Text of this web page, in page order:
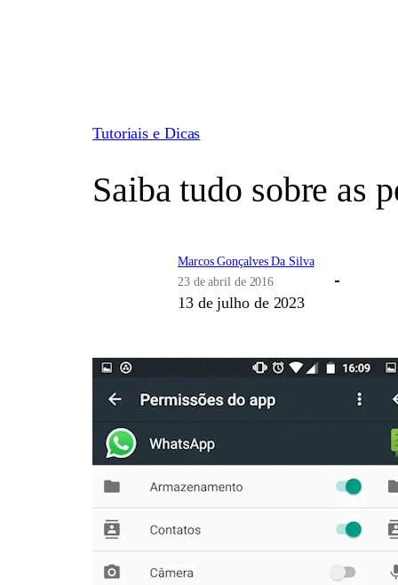
Tutoriais e Dicas
Saiba tudo sobre as
Marcos Gonçalves Da Silva
23 de abril de 2016
13 de julho de 2023